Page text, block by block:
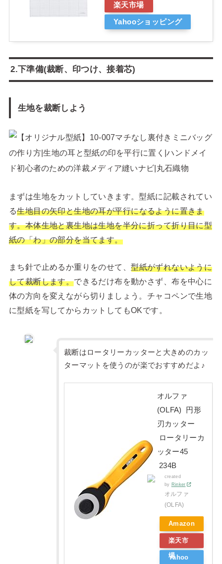
楽天市場
Yahooショッピング
2.下準備(裁断、印つけ、接着芯)
生地を裁断しよう
まずは生地をカットしていきます。型紙に記載されてい
る生地目の矢印と生地の耳が平行になるように置きま
す。本体生地と裏生地は生地を半分に折って折り目に型
紙の「わ」の部分を当てます。
まち針で止めるか重りをのせて、型紙がずれないように
して裁断します。できるだけ布を動かさず、布を中心に
体の方向を変えながら切りましょう。チャコペンで生地
に型紙を写してからカットしてもOKです。
裁断はロータリーカッターと大きめのカッ
ターマットを使うのが楽でおすすめだよ♪
オルファ
(OLFA) 円形
刃カッター
ロータリーカ
ッター45
234B
created
by Rinker
オルファ
(OLFA)
Amazon
楽天市
場
Yahoo